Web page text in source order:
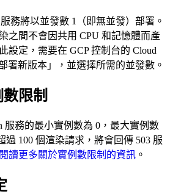
務將以並發數 1（即無並發）部署。
之間不會因共用 CPU 和記憶體而產
設定，需要在 GCP 控制台的 Cloud
署新版本」，並選擇所需的並發數。
限制
服務的最小實例數為 0，最大實例數
過 100 個渲染請求，將會回傳 503 服
讀更多關於實例數限制的資訊 。